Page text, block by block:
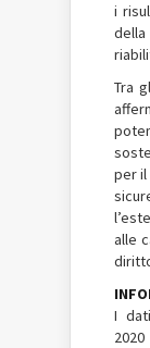
i
Tra
per il
alle
I